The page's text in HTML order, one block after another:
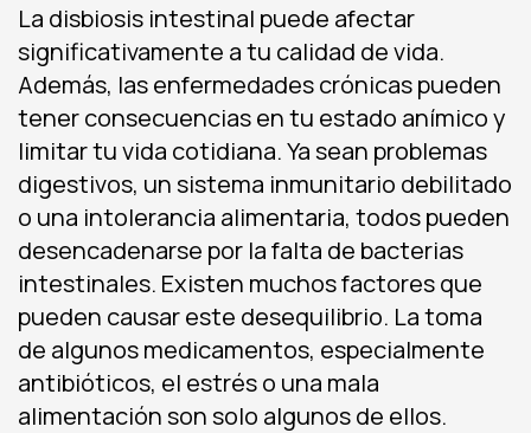
La disbiosis intestinal puede afectar
significativamente a tu calidad de vida.
Además, las enfermedades crónicas pueden
tener consecuencias en tu estado anímico y
limitar tu vida cotidiana. Ya sean problemas
digestivos, un sistema inmunitario debilitado
o una intolerancia alimentaria, todos pueden
desencadenarse por la falta de bacterias
intestinales. Existen muchos factores que
pueden causar este desequilibrio. La toma
de algunos medicamentos, especialmente
antibióticos, el estrés o una mala
alimentación son solo algunos de ellos.